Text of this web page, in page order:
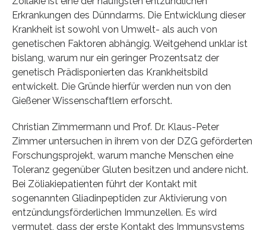
Erkrankungen des Dünndarms. Die Entwicklung dieser
Krankheit ist sowohl von Umwelt- als auch von
genetischen Faktoren abhängig. Weitgehend unklar ist
bislang, warum nur ein geringer Prozentsatz der
genetisch Prädisponierten das Krankheitsbild
entwickelt. Die Gründe hierfür werden nun von den
Gießener Wissenschaftlern erforscht.
Christian Zimmermann und Prof. Dr. Klaus-Peter
Zimmer untersuchen in ihrem von der DZG geförderten
Forschungsprojekt, warum manche Menschen eine
Toleranz gegenüber Gluten besitzen und andere nicht.
Bei Zöliakiepatienten führt der Kontakt mit
sogenannten Gliadinpeptiden zur Aktivierung von
entzündungsförderlichen Immunzellen. Es wird
vermutet, dass der erste Kontakt des Immunsystems